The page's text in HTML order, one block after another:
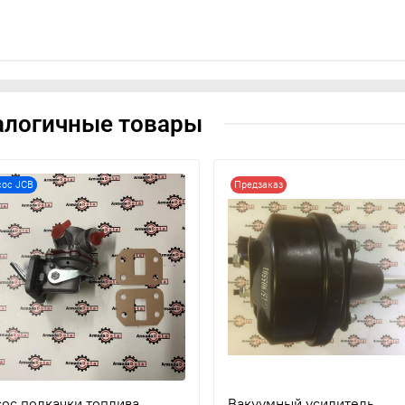
товары
JCB Предзаказ